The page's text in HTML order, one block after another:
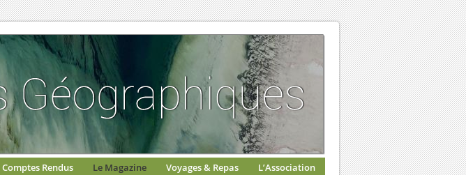
Comptes Rendus Le Magazine Voyages & Repas L’Association